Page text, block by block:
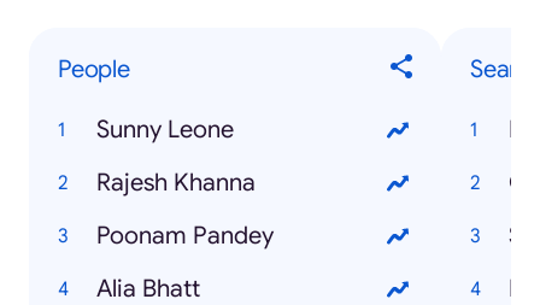
People
Sunny Leone
Rajesh Khanna
Poonam Pandey
Alia Bhatt